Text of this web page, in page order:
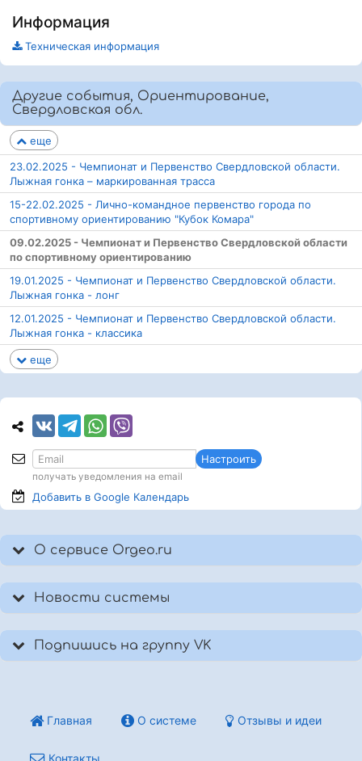
Информация
Техническая информация
Другие события, Ориентирование,
Свердловская обл.
еще
23.02.2025 - Чемпионат и Первенство Свердловской области.
Лыжная гонка – маркированная трасса
15-22.02.2025 - Лично-командное первенство города по
спортивному ориентированию "Кубок Комара"
09.02.2025 - Чемпионат и Первенство Свердловской области
по спортивному ориентированию
19.01.2025 - Чемпионат и Первенство Свердловской области.
Лыжная гонка - лонг
12.01.2025 - Чемпионат и Первенство Свердловской области.
Лыжная гонка - классика
еще
Настроить
получать уведомления на email
Добавить в Google Календарь
О сервисе Orgeo.ru
Новости системы
Подпишись на группу VK
Главная О системе Отзывы и идеи